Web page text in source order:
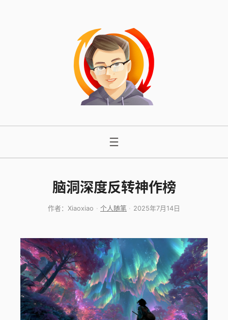
脑洞深度反转神作榜
作者： Xiaoxiao 个人随笔 2025年7月14日